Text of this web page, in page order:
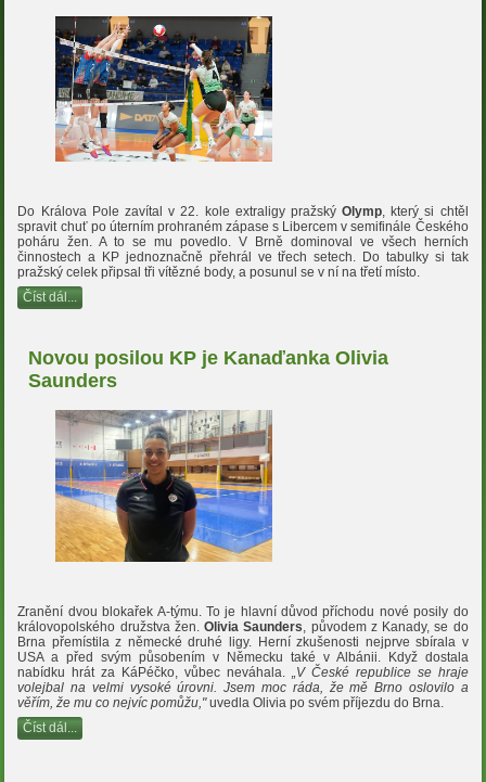
Do Králova Pole zavítal v 22. kole extraligy pražskýOlymp , který si chtěl
spravit chuť po úterním prohraném zápase s Libercem v semifinále Českého
poháru žen. A to se mu povedlo. V Brně dominoval ve všech herních
činnostech a KP jednoznačně přehrál ve třech setech. Do tabulky si tak
pražský celek připsal tři vítězné body, a posunul se v ní na třetí místo.
Číst dál...
Novou posilou KP je Kanaďanka Olivia
Saunders
Zranění dvou blokařek A-týmu. To je hlavní důvod příchodu nové posily do
královopolského družstva žen.Olivia Saunders, původem z Kanady, se do
Brna přemístila z německé druhé ligy. Herní zkušenosti nejprve sbírala v
USA a před svým působením v Německu také v Albánii. Když dostala
nabídku hrát za KáPéčko, vůbec neváhala. „V České republice se hraje
volejbal na velmi vysoké úrovni. Jsem moc ráda, že mě Brno oslovilo a
věřím, že mu co nejvíc pomůžu,"uvedla Olivia po svém příjezdu do Brna.
Číst dál...